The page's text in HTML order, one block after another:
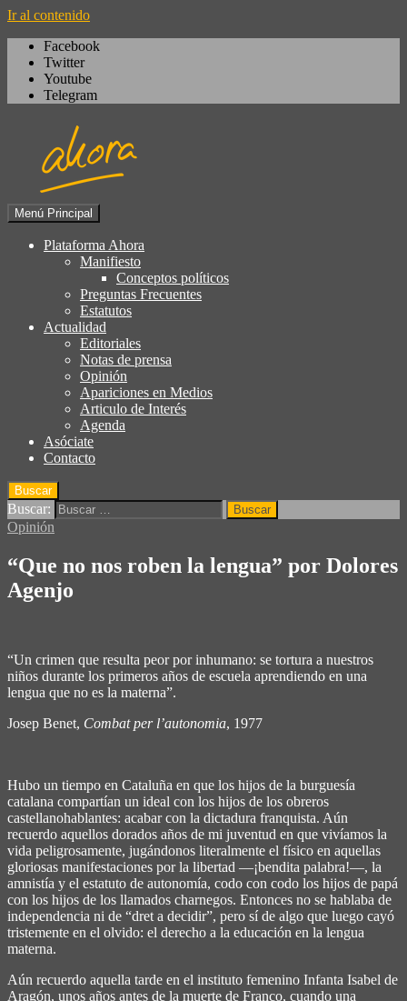
Ir al contenido
Facebook
Twitter
Youtube
Telegram
Plataforma Ahora
socialdemocracia, regeneración,
ciudadanía, laicismo, europeísmo
Menú Principal
Plataforma Ahora
Manifiesto
Conceptos políticos
Preguntas Frecuentes
Estatutos
Actualidad
Editoriales
Notas de prensa
Opinión
Apariciones en Medios
Articulo de Interés
Agenda
Asóciate
Contacto
Buscar
Buscar:
Opinión
“Que no nos roben la lengua” por Dolores
Agenjo
“Un crimen que resulta peor por inhumano: se tortura a nuestros
niños durante los primeros años de escuela aprendiendo en una
lengua que no es la materna”.
Josep Benet, Combat per l’autonomia, 1977
Hubo un tiempo en Cataluña en que los hijos de la burguesía
catalana compartían un ideal con los hijos de los obreros
castellanohablantes: acabar con la dictadura franquista. Aún
recuerdo aquellos dorados años de mi juventud en que vivíamos la
vida peligrosamente, jugándonos literalmente el físico en aquellas
gloriosas manifestaciones por la libertad ―¡bendita palabra!―, la
amnistía y el estatuto de autonomía, codo con codo los hijos de papá
con los hijos de los llamados charnegos. Entonces no se hablaba de
independencia ni de “dret a decidir”, pero sí de algo que luego cayó
tristemente en el olvido: el derecho a la educación en la lengua
materna.
Aún recuerdo aquella tarde en el instituto femenino Infanta Isabel de
Aragón, unos años antes de la muerte de Franco, cuando una